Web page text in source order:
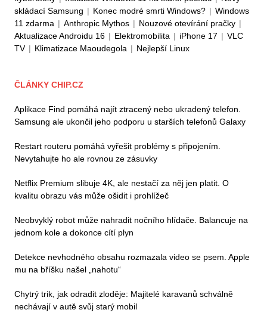
skládací Samsung | Konec modré smrti Windows? | Windows
11 zdarma | Anthropic Mythos | Nouzové otevírání pračky |
Aktualizace Androidu 16 | Elektromobilita | iPhone 17 | VLC
TV | Klimatizace Maoudegola | Nejlepší Linux
ČLÁNKY CHIP.CZ
Aplikace Find pomáhá najít ztracený nebo ukradený telefon.
Samsung ale ukončil jeho podporu u starších telefonů Galaxy
Restart routeru pomáhá vyřešit problémy s připojením.
Nevytahujte ho ale rovnou ze zásuvky
Netflix Premium slibuje 4K, ale nestačí za něj jen platit. O
kvalitu obrazu vás může ošidit i prohlížeč
Neobvyklý robot může nahradit nočního hlídače. Balancuje na
jednom kole a dokonce cítí plyn
Detekce nevhodného obsahu rozmazala video se psem. Apple
mu na bříšku našel „nahotu“
Chytrý trik, jak odradit zloděje: Majitelé karavanů schválně
nechávají v autě svůj starý mobil